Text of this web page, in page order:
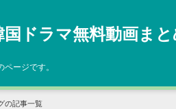
ドラマ無料動画ま
ページです。
の記事一覧